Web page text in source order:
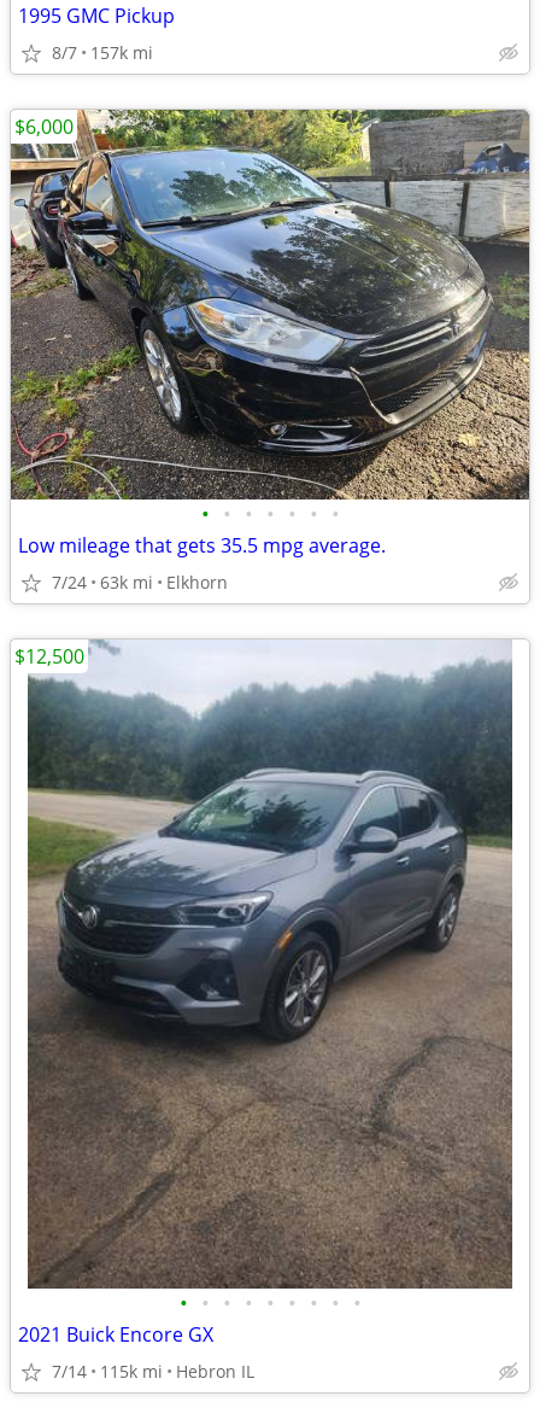
1995 GMC Pickup
8/7 157k mi
• • • • • • •
Low mileage that gets 35.5 mpg average.
7/24 63k mi Elkhorn
$6,000
• • • • • • • • •
2021 Buick Encore GX
7/14 115k mi Hebron IL
$12,500